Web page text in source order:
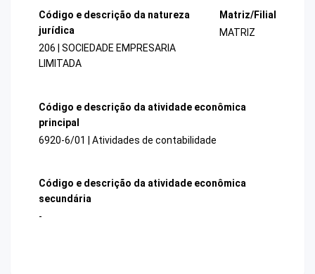
Código e descrição da natureza
jurídica
206 | SOCIEDADE EMPRESARIA
LIMITADA
Matriz/Filial
MATRIZ
Código e descrição da atividade econômica
principal
6920-6/01 | Atividades de contabilidade
Código e descrição da atividade econômica
secundária
-